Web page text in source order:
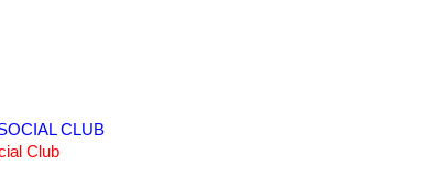
CLUB
Club